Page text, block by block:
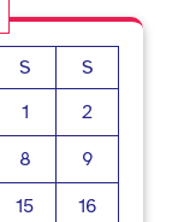
S
S
1
2
8
9
15
16